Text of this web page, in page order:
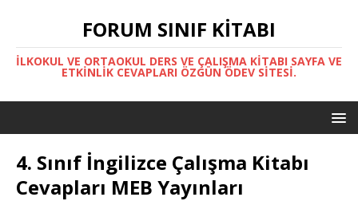
FORUM SINIF KITABI
İLKOKUL VE ORTAOKUL DERS VE ÇALIŞMA KITABI SAYFA VE
ETKINLIK CEVAPLARI ÖZGÜN ÖDEV SITESI.
4. Sınıf İngilizce Çalışma Kitabı
Cevapları MEB Yayınları